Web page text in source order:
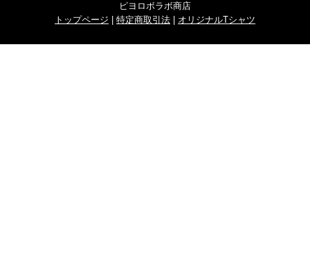
ピヨロボラボ商店
トップページ
特定商取引法 オリジナルTシャツ